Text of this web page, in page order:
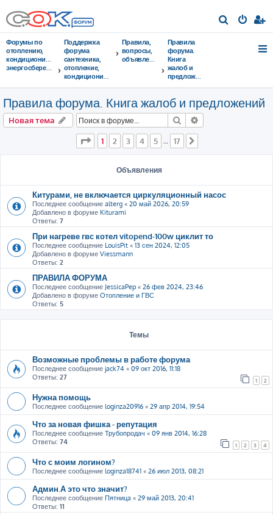
о
Форумы по
отоплению,
кондиционированию,
энергосбережению
Поддержка
форума
сантехника,
отопление,
кондиционирование
Правила,
вопросы,
объявления
Правила
форума.
Книга
жалоб и
предложений
Правила форума. Книга жалоб и предложений
Новая тема Поиск
Страница из 17
1 2 3 4 5 … 17
Объявления
Китурами, не включается циркуляционный насос
Последнее сообщение alterg « 20 май 2026, 20:59
Добавлено в форуме Kiturami
Ответы: 7
При нагреве гвс котел vitopend-100w циклит то
Последнее сообщение LouisPit « 13 сен 2024, 12:05
Добавлено в форуме Viessmann
Ответы: 2
ПРАВИЛА ФОРУМА
Последнее сообщение JessicaPep « 26 фев 2024, 23:46
Добавлено в форуме Отопление и ГВС
Ответы: 5
Темы
Возможные проблемы в работе форума
Последнее сообщение jack74 « 09 окт 2016, 11:18
Ответы: 27 1 2
Нужна помощь
Последнее сообщение loginza20916 « 29 апр 2014, 19:54
Что за новая фишка - репутация
Последнее сообщение Трубопродач « 09 янв 2014, 16:28
Ответы: 74 1 2 3 4
Что с моим логином?
Последнее сообщение loginza18741 « 26 июл 2013, 08:21
Админ.А это что значит?
Последнее сообщение Пятницa « 29 май 2013, 20:41
Ответы: 11